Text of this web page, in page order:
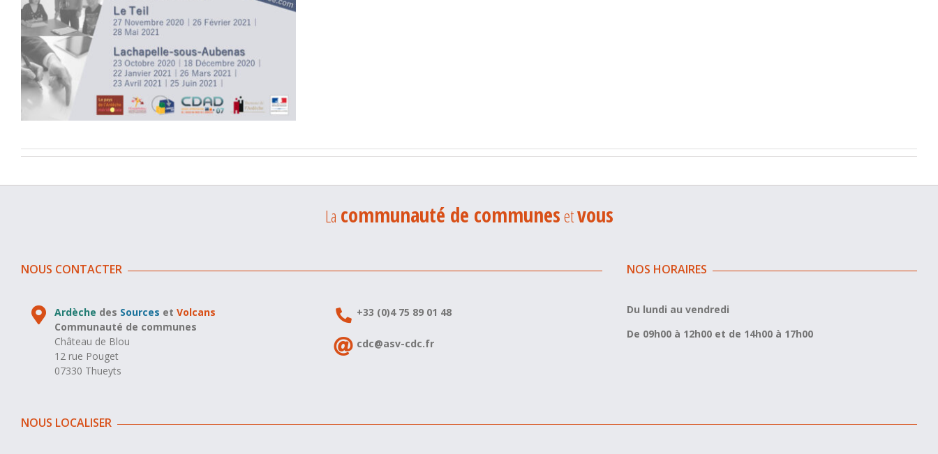
La communauté de communesetvous
NOUS CONTACTER
Ardèche des Sources etVolcans
Communauté de communes
Château de Blou
12 rue Pouget
07330 Thueyts
+33 (0)4 75 89 01 48
cdc@asv-cdc.fr
NOS HORAIRES
Du lundi au vendredi
De 09h00 à 12h00 et de 14h00 à 17h00
NOUS LOCALISER